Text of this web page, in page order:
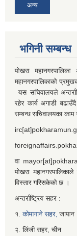
अन्य
भगिनी सम्बन्ध
पोखरा महानगरपालिका
महानगरपालिकाको
यस सचिवालयले
रहेर कार्य अगाडी
सम्बन्ध सचिवालयका काम
वा
पोखरा
विस्तार गरिसकेको छ ।
अन्तर्राष्ट्रिय सहर :
१. कोमागाने सहर, जापान
२. लिंजी सहर, चीन